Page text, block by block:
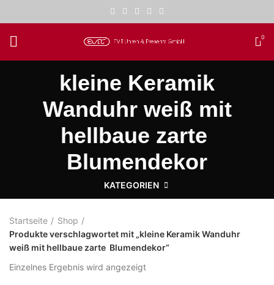
0
kleine Keramik
Wanduhr weiß mit
hellbaue zarte
Blumendekor
KATEGORIEN
Startseite
Shop
Produkte verschlagwortet mit „kleine Keramik Wanduhr
weiß mit hellbaue zarte Blumendekor“
Einzelnes Ergebnis wird angezeigt